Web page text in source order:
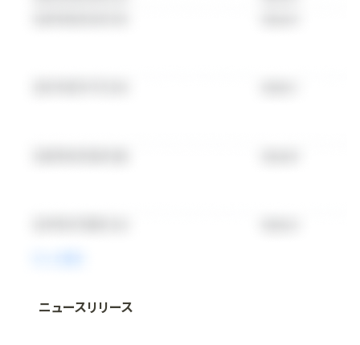
法人向け情報プラットフォーム
ニュースリリース